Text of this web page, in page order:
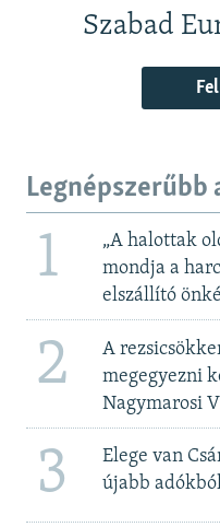
Szabad
Legnépszerűbb
1
„A halottak
mondja a
elszállító
2
A
megegyezni
Nagymarosi
3
Elege van
újabb